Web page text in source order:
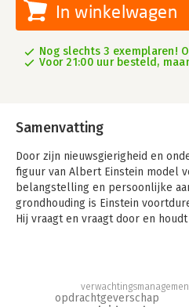
In winkelwagen
Nog slechts 3 exemplaren!
Voor 21:00 uur besteld,
Samenvatting
Door zijn nieuwsgierigheid en
figuur van Albert Einstein model
belangstelling en persoonlijke
grondhouding is Einstein
Hij vraagt en vraagt door en
coach als uitgangspunt. De coach
opdrachtgever en de coachee
opdrachtgeverschap